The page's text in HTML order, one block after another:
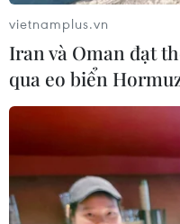
vietnamplus.vn
Iran và Oman đạt
qua eo biển